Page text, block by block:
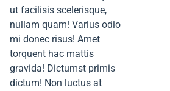
ut facilisis scelerisque,
nullam quam! Varius odio
mi donec risus! Amet
torquent hac mattis
gravida! Dictumst primis
dictum! Non luctus at